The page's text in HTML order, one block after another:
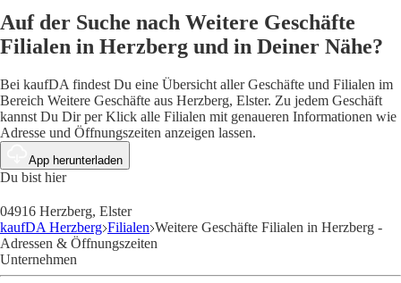
Auf der Suche nach Weitere Geschäfte
Filialen in Herzberg und in Deiner Nähe?
Bei kaufDA findest Du eine Übersicht aller Geschäfte und Filialen im
Bereich Weitere Geschäfte aus Herzberg, Elster. Zu jedem Geschäft
kannst Du Dir per Klick alle Filialen mit genaueren Informationen wie
Adresse und Öffnungszeiten anzeigen lassen.
App herunterladen
Du bist hier
04916 Herzberg, Elster
kaufDA Herzberg Filialen Weitere Geschäfte Filialen in Herzberg -
Adressen & Öffnungszeiten
Unternehmen